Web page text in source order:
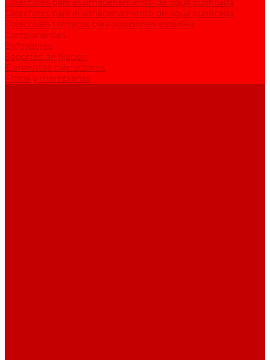
Colectores para el almacenamiento de agua purificada
Colectores para el almacenamiento de agua purificada
Colectores térmicos para soluciones estériles
Componentes
Enfriadores
Soportes de fijación
Elementos calefactores
Filtros y membranas